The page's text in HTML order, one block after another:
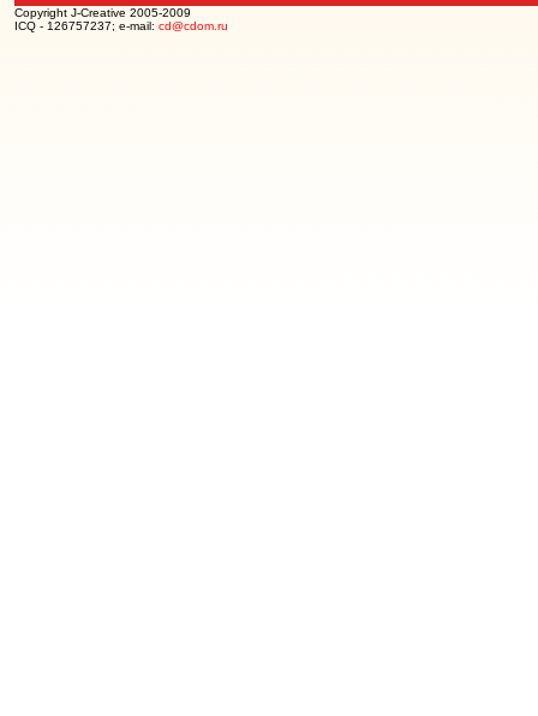
Copyright J-Creative 2005-2009
ICQ - 126757237; e-mail: cd@cdom.ru